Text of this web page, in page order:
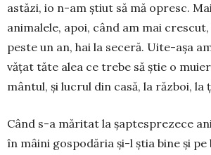
astăzi, io n-am știut să mă opresc.
animalele, apoi, când am mai crescut,
peste un an, hai la seceră. Uite-așa
vățat tăte alea ce trebe să știe o
mântul, și lucrul din casă, la război, la
Când s-a măritat la șaptesprezece
în mâini gospodăria și-l știa bine și pe